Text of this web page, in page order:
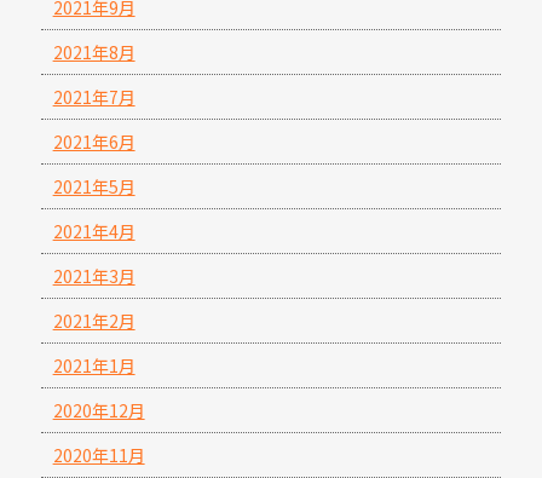
2021年9月
2021年8月
2021年7月
2021年6月
2021年5月
2021年4月
2021年3月
2021年2月
2021年1月
2020年12月
2020年11月